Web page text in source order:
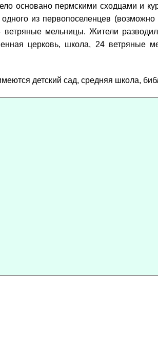
основано пермскими сходцами и
из первопоселенцев
ветряные мельницы. Жители
церковь, школа, 24 ветряные
детский сад, средняя школа,